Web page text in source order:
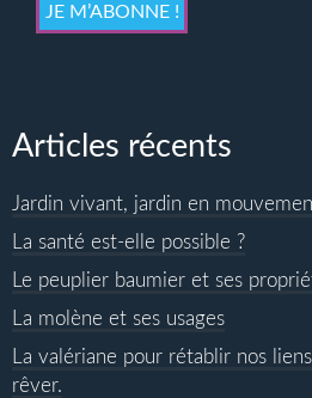
Articles récents
Jardin vivant, jardin en
La santé est-elle possible ?
Le peuplier baumier et ses
La molène et ses usages
La valériane pour rétablir nos
rêver.